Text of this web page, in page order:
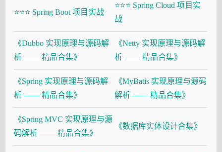
友链
大厂面试必备
Java 超神之路
⭐⭐⭐ Spring Boot 项目实战
⭐⭐⭐ Spring Cloud 项目实
战
《Dubbo 实现原理与源码解
析 —— 精品合集》
《Netty 实现原理与源码解
析 —— 精品合集》
《Spring 实现原理与源码解
析 —— 精品合集》
《MyBatis 实现原理与源码
解析 —— 精品合集》
《Spring MVC 实现原理与源
码解析 —— 精品合集》
《数据库实体设计合集》